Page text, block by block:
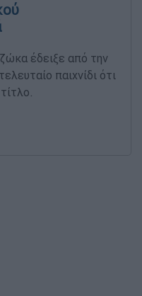
έδειξε από την
παιχνίδι ότι